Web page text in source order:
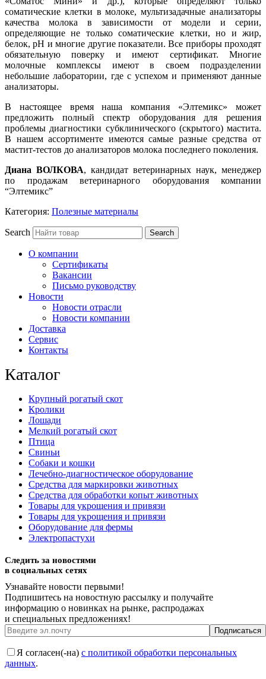
соматические клетки в молоке, мультизадачные анализаторы
качества молока в зависимости от модели и серии,
определяющие не только соматические клетки, но и жир,
белок, рH и многие другие показатели. Все приборы проходят
обязательную поверку и имеют сертификат. Многие
молочные комплексы имеют в своем подразделении
небольшие лаборатории, где с успехом и применяют данные
анализаторы.
В настоящее время наша компания «Элтемикс» может
предложить полный спектр оборудования для решения
проблемы диагностики субклинического (скрытого) мастита.
В нашем ассортименте имеются самые разные средства от
мастит-тестов до анализаторов молока последнего поколения.
Диана ВОЛКОВА, кандидат ветеринарных наук, менеджер
по продажам ветеринарного оборудования компании
“Элтемикс”
Категория: Полезные материалы
Search
О компании
Сертификаты
Вакансии
Письмо руководству
Новости
Новости отрасли
Новости компании
Доставка
Сервис
Контакты
Каталог
Крупный рогатый скот
Кролики
Лошади
Мелкий рогатый скот
Птица
Свиньи
Собаки и кошки
Лечебно-диагностическое оборудование
Средства для маркировки животных
Средства для обработки копыт животных
Товары для укрощения и привязи
Товары для укрощения и привязи
Оборудование для фермы
Электропастухи
Следить за новостями
в социальных сетях
Узнавайте новости первыми!
Подпишитесь на новостную рассылку и получайте
информацию о новинках на рынке, распродажах
и специальных предложениях!
Я согласен(-на) с политикой обработки персональных
данных.